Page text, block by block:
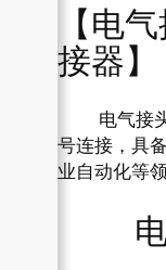
【电
接器】
电气接头
号连接，具
业自动化等
电气